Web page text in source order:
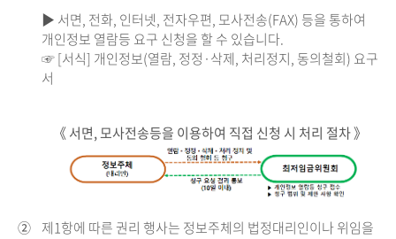
▶ 서면, 전화, 인터넷, 전자우편, 모사전송(FAX) 등을 통하여
개인정보 열람등 요구 신청을 할 수 있습니다.
☞ [서식] 개인정보(열람, 정정·삭제, 처리정지, 동의철회) 요구
서
《 서면, 모사전송등을 이용하여 직접 신청 시 처리 절차 》
② 제1항에 따른 권리 행사는 정보주체의 법정대리인이나 위임을